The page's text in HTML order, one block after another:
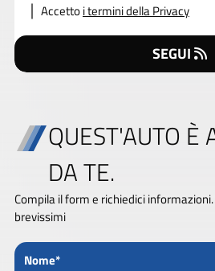
Accettoi termini della Privacy
SEGUI
QUEST'AUTO È
DA TE.
Compila il form e richiedici
brevissimi
Nome*